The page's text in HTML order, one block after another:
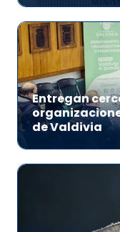
Entregan
de Valdivia